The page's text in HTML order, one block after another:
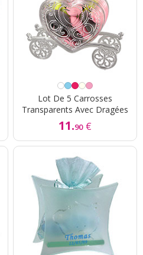
Lot De 5 Carrosses
Transparents Avec Dragées
11.90 €